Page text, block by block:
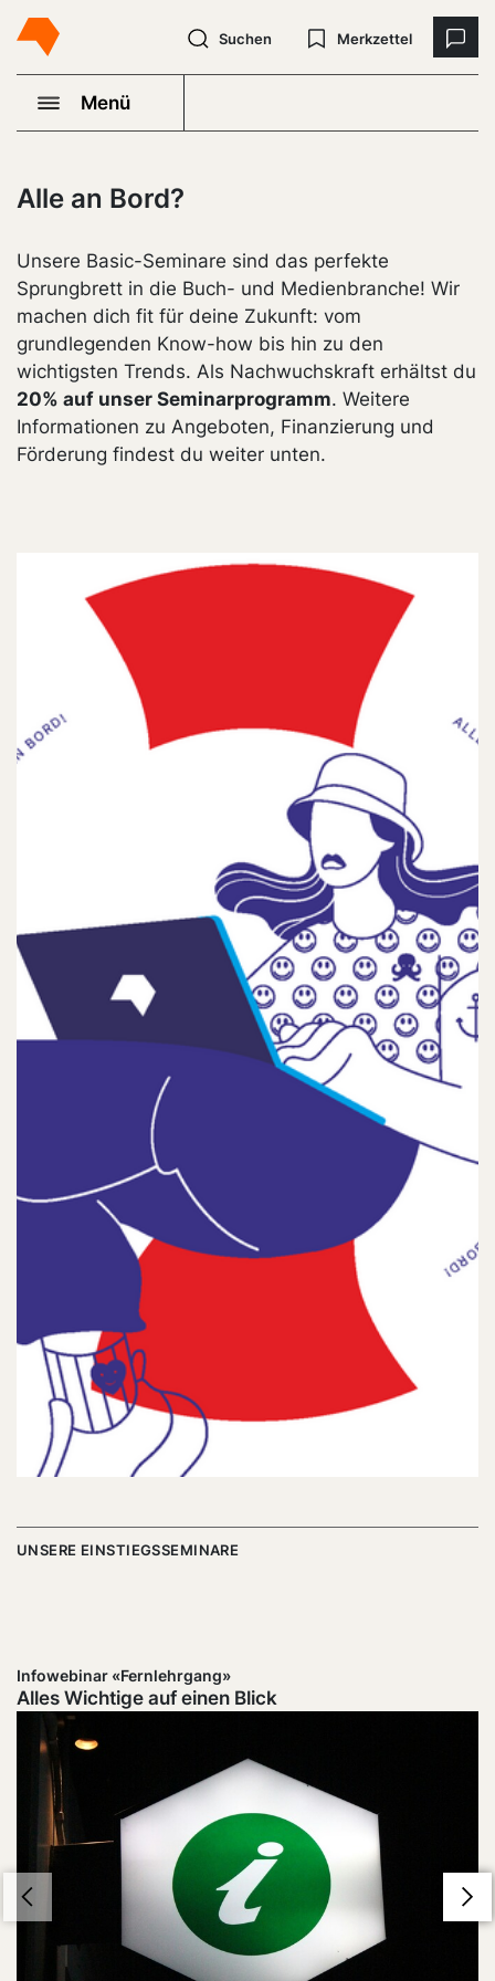
Suchen Merkzettel
Menü
Alle an Bord?
Unsere Basic-Seminare sind das perfekte
Sprungbrett in die Buch- und Medienbranche! Wir
machen dich fit für deine Zukunft: vom
grundlegenden Know-how bis hin zu den
wichtigsten Trends. Als Nachwuchskraft erhältst du
20% auf unser Seminarprogramm. Weitere
Informationen zu Angeboten, Finanzierung und
Förderung findest du weiter unten.
UNSERE EINSTIEGSSEMINARE
Infowebinar «Fernlehrgang»
Alles Wichtige auf einen Blick